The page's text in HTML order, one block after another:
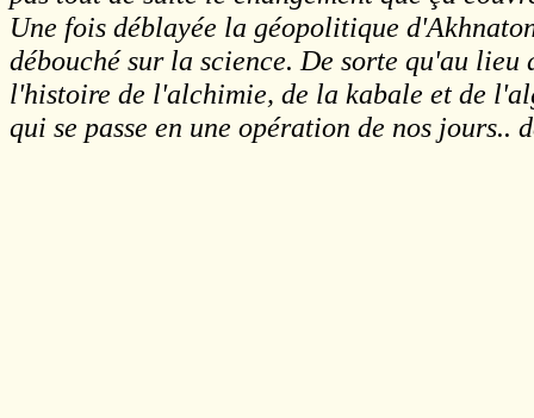
Une fois déblayée la géopolitique
débouché sur la science. De sorte qu'au
l'histoire de l'alchimie, de la kabale et de
qui se passe en une opération de nos jours..